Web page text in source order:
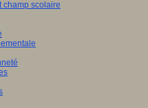
champ scolaire